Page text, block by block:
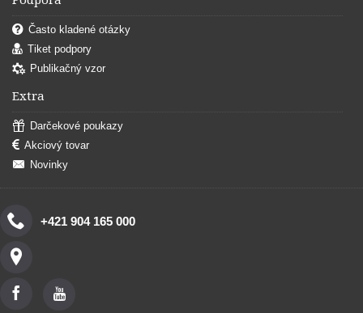
Často kladené otázky
Tiket podpory
Publikačný vzor
Extra
Darčekové poukazy
Akciový tovar
Novinky
+421 904 165 000